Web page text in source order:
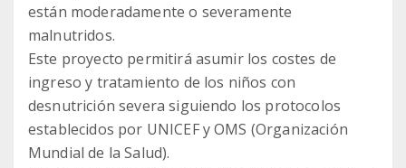
están moderadamente o severamente
malnutridos.
Este proyecto permitirá asumir los costes de
ingreso y tratamiento de los niños con
desnutrición severa siguiendo los protocolos
establecidos por UNICEF y OMS (Organización
Mundial de la Salud).